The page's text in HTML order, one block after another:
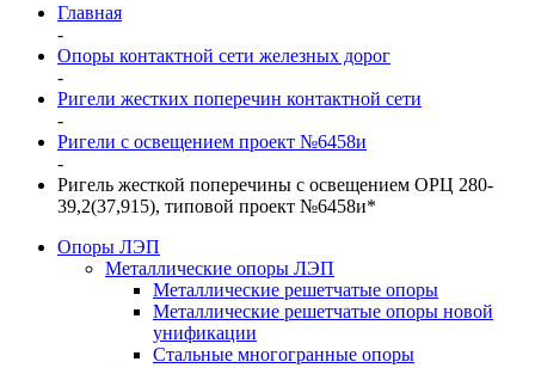
Главная
-
Опоры контактной сети железных дорог
-
Ригели жестких поперечин контактной сети
-
Ригели с освещением проект №6458и
-
Ригель жесткой поперечины с освещением ОРЦ 280-
39,2(37,915), типовой проект №6458и*
Опоры ЛЭП
Металлические опоры ЛЭП
Металлические решетчатые опоры
Металлические решетчатые опоры новой
унификации
Стальные многогранные опоры